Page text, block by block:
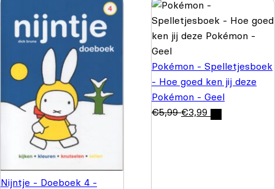
Nijntje - Doeboek 4 -
Pokémon - Spelletjesboek
- Hoe goed ken jij deze
Pokémon - Geel
€5,99 €3,99